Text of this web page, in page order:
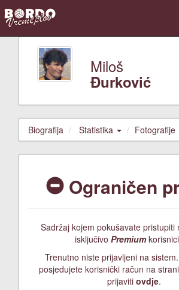
Miloš
Đurković
Biografija Statistika Fotografije
Ograničen
Sadržaj kojem pokušavate pristupiti
isključivo Premium
Trenutno niste prijavljeni na
posjedujete korisnički račun na
prijaviti ovdje.